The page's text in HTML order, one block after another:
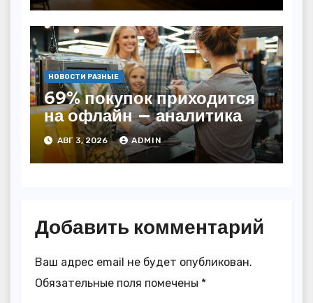
НОВОСТИ РАЗНЫЕ
69% покупок приходится
на офлайн — аналитика
АВГ 3, 2026 ADMIN
Добавить комментарий
Ваш адрес email не будет опубликован.
Обязательные поля помечены *